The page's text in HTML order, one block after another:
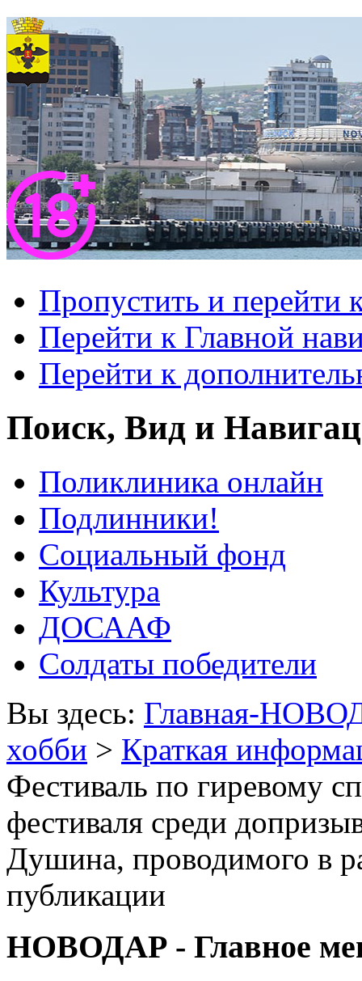
Пропустить и перейти
Перейти к Главной
Перейти к
Поиск, Вид и
Поликлиника онлайн
Подлинники!
Социальный фонд
Культура
ДОСААФ
Солдаты победители
Вы здесь: Главная-
хобби > Краткая
Фестиваль по гиревому
фестиваля среди
Душина, проводимого в
публикации
НОВОДАР - Главное